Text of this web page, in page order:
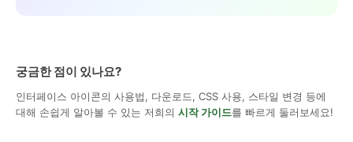
궁금한 점이 있나요?
인터페이스 아이콘의 사용법, 다운로드, CSS 사용, 스타일 변경 등에
대해 손쉽게 알아볼 수 있는 저희의 시작 가이드를 빠르게 둘러보세요!